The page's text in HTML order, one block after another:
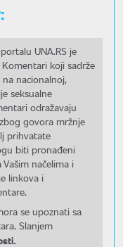
UNA.RS je
koji sadrže
nacionalnoj,
seksualne
odražavaju
govora mržnje
prihvatate
biti pronađeni
načelima i
linkova i
se upoznati sa
Slanjem